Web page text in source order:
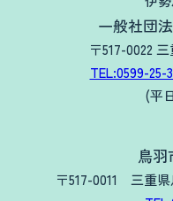
一般社団
〒517-0022
TEL:0599-25-
(平
鳥羽
〒517-0011 三重